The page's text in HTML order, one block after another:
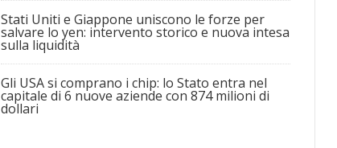
Stati Uniti e Giappone uniscono le forze per
salvare lo yen: intervento storico e nuova intesa
sulla liquidità
Gli USA si comprano i chip: lo Stato entra nel
capitale di 6 nuove aziende con 874 milioni di
dollari